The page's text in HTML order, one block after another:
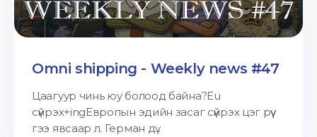
Omni shipping - Weekly news #47
Цаагуур чинь юу болоод байна?Eu
сүйрэх+ingЕвропын эдийн засаг сүйрэх цэг рүү
гээ явсаар л. Герман дү...